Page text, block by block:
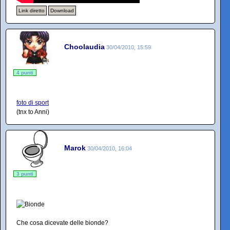
Link diretto Download
Choolaudia 30/04/2010, 15:59
4 punti
foto di sport
(tnx to Anni)
Marok 30/04/2010, 16:04
3 punti
Che cosa dicevate delle bionde?